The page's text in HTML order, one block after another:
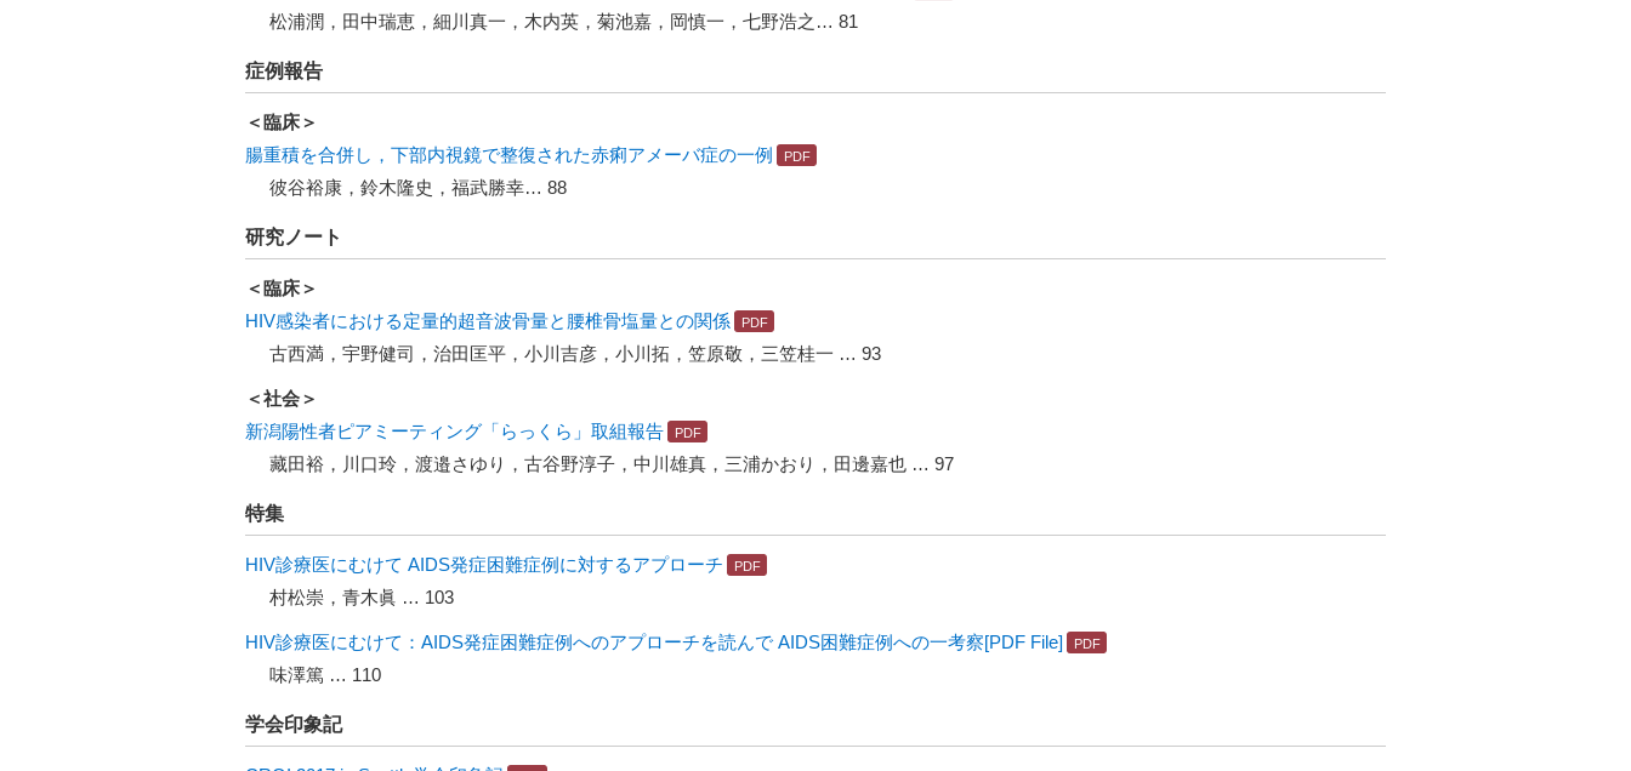
松浦潤，田中瑞恵，細川真一，木内英，菊池嘉，岡慎一，七野浩之… 81
症例報告
＜臨床＞
腸重積を合併し，下部内視鏡で整復された赤痢アメーバ症の一例
彼谷裕康，鈴木隆史，福武勝幸… 88
研究ノート
＜臨床＞
HIV感染者における定量的超音波骨量と腰椎骨塩量との関係
古西満，宇野健司，治田匡平，小川吉彦，小川拓，笠原敬，三笠桂一 … 93
＜社会＞
新潟陽性者ピアミーティング「らっくら」取組報告
藏田裕，川口玲，渡邉さゆり，古谷野淳子，中川雄真，三浦かおり，田邊嘉也 … 97
特集
HIV診療医にむけて AIDS発症困難症例に対するアプローチ
村松崇，青木眞 … 103
HIV診療医にむけて：AIDS発症困難症例へのアプローチを読んで AIDS困難症例への一考察[PDF File]
味澤篤 … 110
学会印象記